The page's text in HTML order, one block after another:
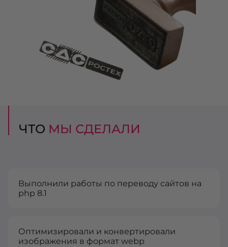
ЧТО МЫ СДЕЛАЛИ
Выполнили работы по переводу сайтов на
php 8.1
Оптимизировали и конвертировали
изображения в формат webp